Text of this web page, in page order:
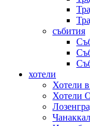
събития
хотели
Хотели
Хотели